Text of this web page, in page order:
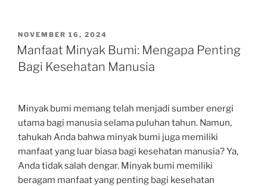
POSTED
ON
NOVEMBER 16, 2024
Manfaat Minyak Bumi: Mengapa Penting
Bagi Kesehatan Manusia
Minyak bumi memang telah menjadi sumber energi
utama bagi manusia selama puluhan tahun. Namun,
tahukah Anda bahwa minyak bumi juga memiliki
manfaat yang luar biasa bagi kesehatan manusia? Ya,
Anda tidak salah dengar. Minyak bumi memiliki
beragam manfaat yang penting bagi kesehatan